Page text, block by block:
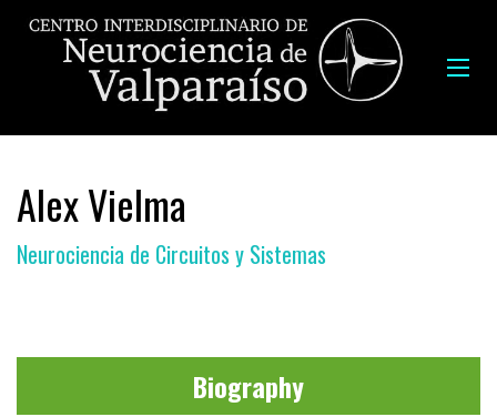
Alex Vielma
Neurociencia de Circuitos y Sistemas
Biography